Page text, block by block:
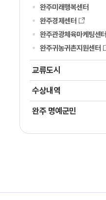
완주미래행복센터
완주경제센터
완주관광체육마케팅센터
완주귀농귀촌지원센터
교류도시
수상내역
완주 명예군민